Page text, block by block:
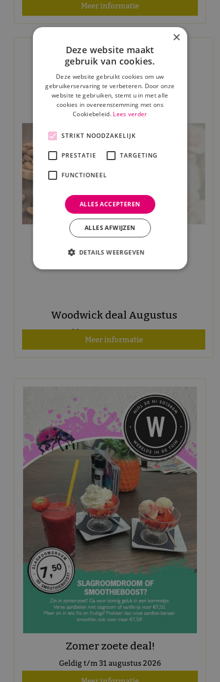
Meer informatie
Woodwick deal Augustus
Geldig t/m 31 augustus 2026
Meer informatie
Zomer zoete deal!
Geldig t/m 31 augustus 2026
×
Deze website maakt
gebruik van cookies.
Deze website gebruikt cookies om uw
gebruikerservaring te verbeteren. Door onze
website te gebruiken, stemt u in met alle
cookies in overeenstemming met ons
Cookiebeleid. Lees verder
STRIKT NOODZAKELIJK
PRESTATIE TARGETING
FUNCTIONEEL
ALLES ACCEPTEREN
ALLES AFWIJZEN
DETAILS WEERGEVEN